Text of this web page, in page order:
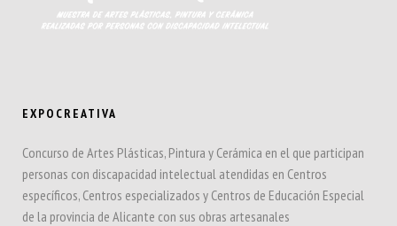
EXPOCREATIVA
Concurso de Artes Plásticas, Pintura y Cerámica en el que participan
personas con discapacidad intelectual atendidas en Centros
específicos, Centros especializados y Centros de Educación Especial
de la provincia de Alicante con sus obras artesanales